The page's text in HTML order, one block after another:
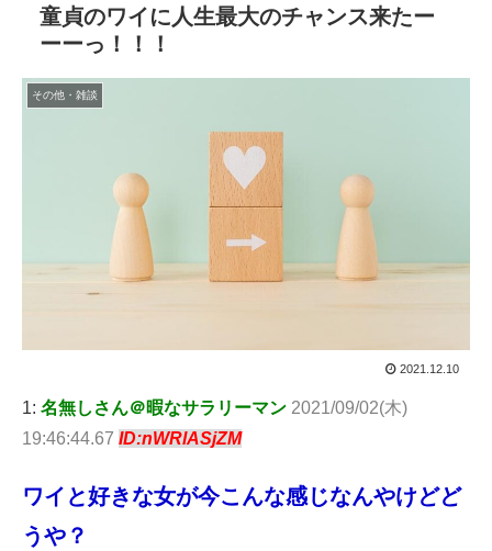
童貞のワイに人生最大のチャンス来たー
ーーっ！！！
その他・雑談
2021.12.10
1: 名無しさん＠暇なサラリーマン 2021/09/02(木)
19:46:44.67 ID:nWRlASjZM
ワイと好きな女が今こんな感じなんやけどど
うや？